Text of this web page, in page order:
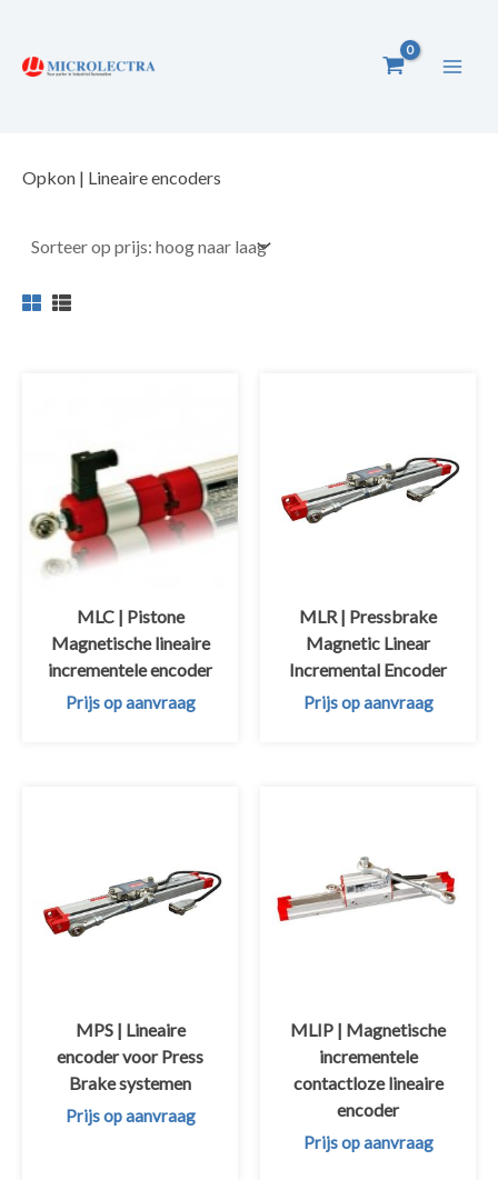
naar
Opkon | Lineaire encoders
MLC | Pistone
Magnetische lineaire
incrementele encoder
Prijs op aanvraag
MLR | Pressbrake
Magnetic Linear
Incremental Encoder
Prijs op aanvraag
MPS | Lineaire
encoder voor Press
Brake systemen
Prijs op aanvraag
MLIP | Magnetische
incrementele
contactloze lineaire
encoder
Prijs op aanvraag